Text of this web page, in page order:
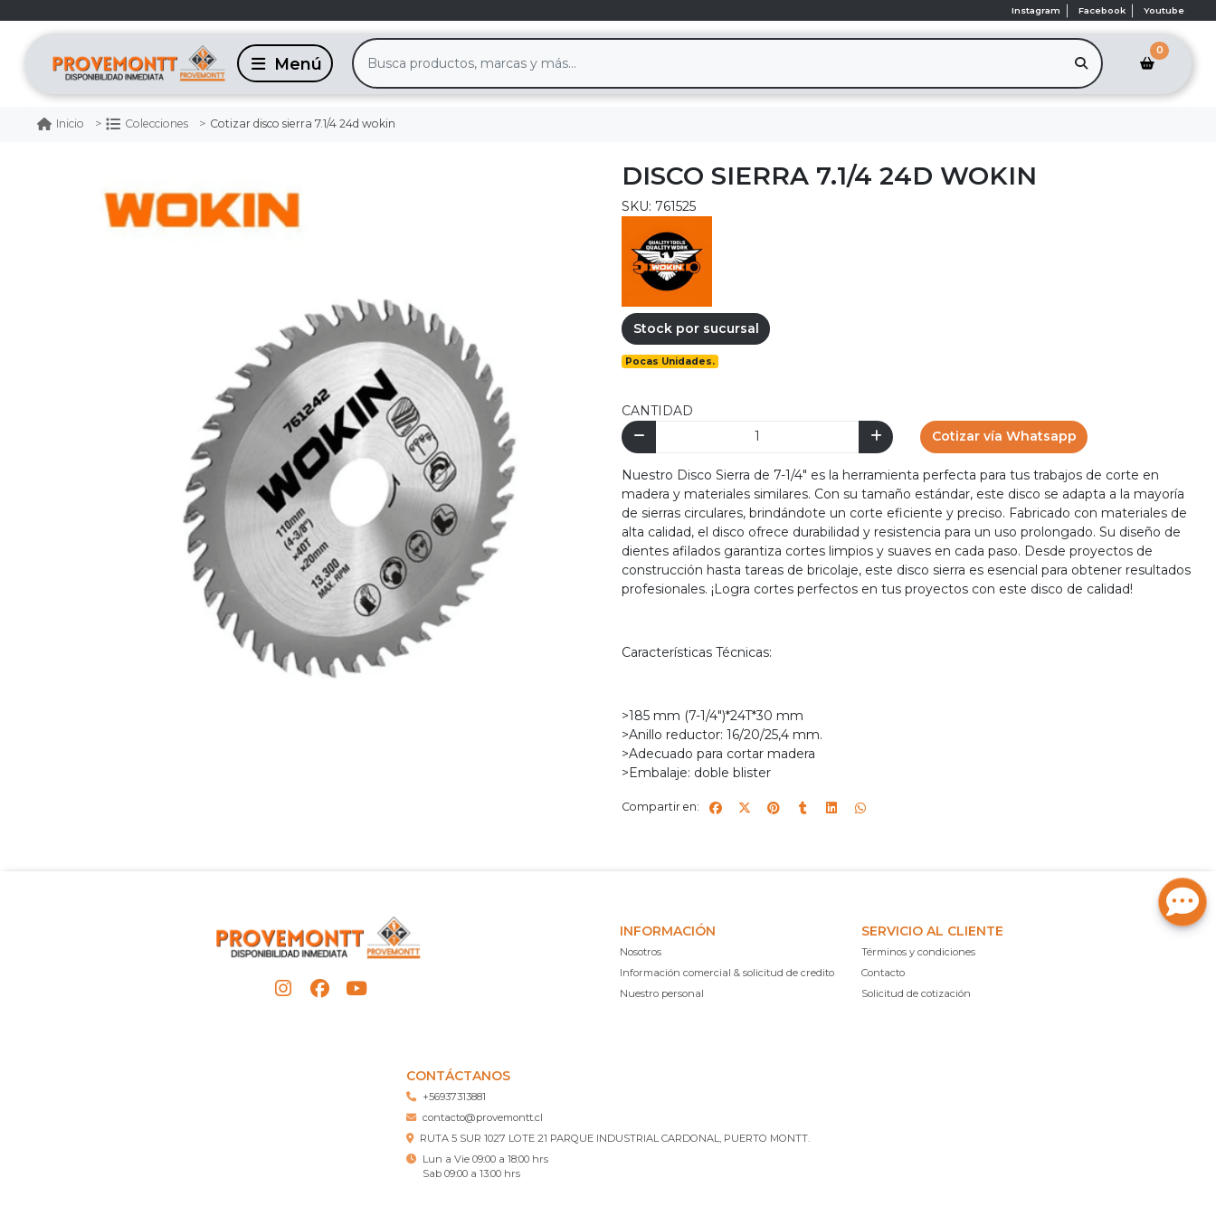
Instagram Facebook Youtube
0
Inicio Colecciones Cotizar disco sierra 7.1/4 24d wokin
DISCO SIERRA 7.1/4 24D WOKIN
SKU: 761525
Stock por sucursal
Pocas Unidades.
CANTIDAD
Cotizar vía Whatsapp
Nuestro Disco Sierra de 7-1/4" es la herramienta perfecta para tus trabajos de corte en
madera y materiales similares. Con su tamaño estándar, este disco se adapta a la mayoría
de sierras circulares, brindándote un corte eficiente y preciso. Fabricado con materiales de
alta calidad, el disco ofrece durabilidad y resistencia para un uso prolongado. Su diseño de
dientes afilados garantiza cortes limpios y suaves en cada paso. Desde proyectos de
construcción hasta tareas de bricolaje, este disco sierra es esencial para obtener resultados
profesionales. ¡Logra cortes perfectos en tus proyectos con este disco de calidad!
Características Técnicas:
>185 mm (7-1/4")*24T*30 mm
>Anillo reductor: 16/20/25,4 mm.
>Adecuado para cortar madera
>Embalaje: doble blister
Compartir en:
INFORMACIÓN
Nosotros
Información comercial & solicitud de credito
Nuestro personal
SERVICIO AL CLIENTE
Términos y condiciones
Contacto
Solicitud de cotización
CONTÁCTANOS
+56937313881
contacto@provemontt.cl
RUTA 5 SUR 1027 LOTE 21 PARQUE INDUSTRIAL CARDONAL, PUERTO MONTT.
Lun a Vie 09:00 a 18:00 hrs
Sab 09:00 a 13:00 hrs